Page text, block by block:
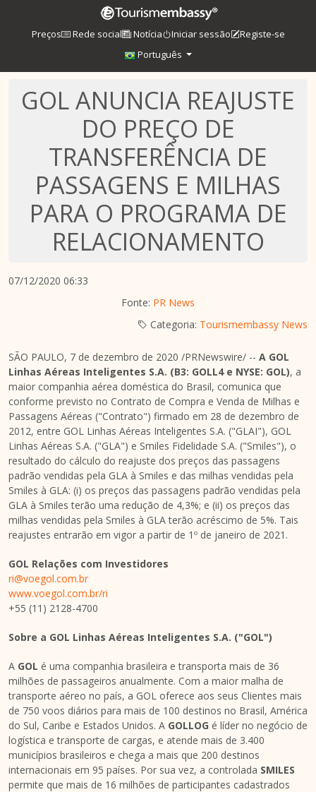
Preços Rede social Notícia Iniciar sessão
Registe-se
Português
GOL ANUNCIA REAJUSTE
DO PREÇO DE
TRANSFERÊNCIA DE
PASSAGENS E MILHAS
PARA O PROGRAMA DE
RELACIONAMENTO
07/12/2020 06:33
Fonte: PR News
Categoria: Tourismembassy News
SÃO PAULO, 7 de dezembro de 2020 /PRNewswire/ -- A GOL
Linhas Aéreas Inteligentes S.A. (B3: GOLL4 e NYSE: GOL), a
maior companhia aérea doméstica do Brasil, comunica que
conforme previsto no Contrato de Compra e Venda de Milhas e
Passagens Aéreas ("Contrato") firmado em 28 de dezembro de
2012, entre GOL Linhas Aéreas Inteligentes S.A. ("GLAI"), GOL
Linhas Aéreas S.A. ("GLA") e Smiles Fidelidade S.A. ("Smiles"), o
resultado do cálculo do reajuste dos preços das passagens
padrão vendidas pela GLA à Smiles e das milhas vendidas pela
Smiles à GLA: (i) os preços das passagens padrão vendidas pela
GLA à Smiles terão uma redução de 4,3%; e (ii) os preços das
milhas vendidas pela Smiles à GLA terão acréscimo de 5%. Tais
reajustes entrarão em vigor a partir de 1º de janeiro de 2021.
GOL Relações com Investidores
ri@voegol.com.br
www.voegol.com.br/ri
+55 (11) 2128-4700
Sobre a GOL Linhas Aéreas Inteligentes S.A. ("GOL")
A GOL é uma companhia brasileira e transporta mais de 36
milhões de passageiros anualmente. Com a maior malha de
transporte aéreo no país, a GOL oferece aos seus Clientes mais
de 750 voos diários para mais de 100 destinos no Brasil, América
do Sul, Caribe e Estados Unidos. A GOLLOG é líder no negócio de
logística e transporte de cargas, e atende mais de 3.400
municípios brasileiros e chega a mais que 200 destinos
internacionais em 95 países. Por sua vez, a controlada SMILES
permite que mais de 16 milhões de participantes cadastrados